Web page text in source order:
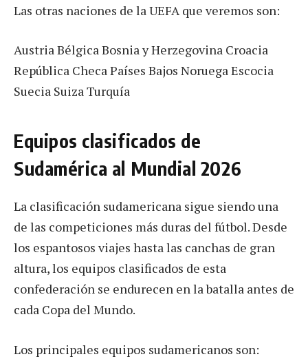
Las otras naciones de la UEFA que veremos son:
Austria Bélgica Bosnia y Herzegovina Croacia
República Checa Países Bajos Noruega Escocia
Suecia Suiza Turquía
Equipos clasificados de
Sudamérica al Mundial 2026
La clasificación sudamericana sigue siendo una
de las competiciones más duras del fútbol. Desde
los espantosos viajes hasta las canchas de gran
altura, los equipos clasificados de esta
confederación se endurecen en la batalla antes de
cada Copa del Mundo.
Los principales equipos sudamericanos son: